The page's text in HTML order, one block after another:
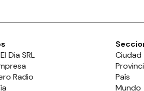
Dia SRL
Radio
Ciudad
País
Mundo